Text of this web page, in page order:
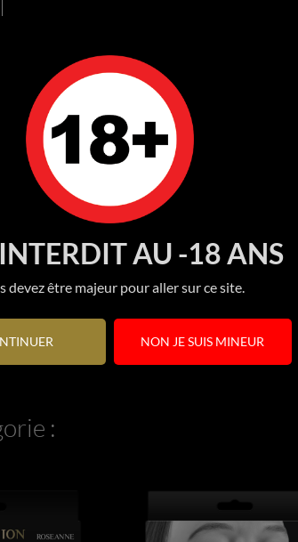
AU -18 ANS
devez être majeur pour aller sur ce site.
NON JE SUIS MINEUR
: